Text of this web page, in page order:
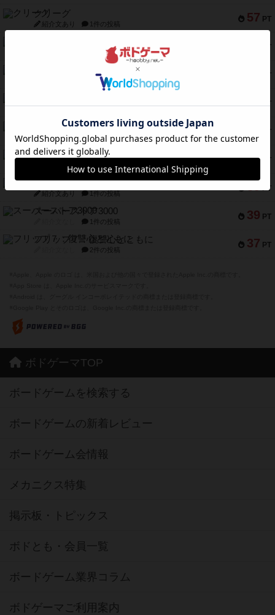
57 PT
クリーグ
紹介文あり 1件の投稿
PT
1件の投稿
PT
18件の投稿
PT
紹介文あり 4件の投稿
PT
とうほうの！
紹介文なし 1件の投稿
42 PT
スターマイン・ラミー ポケット
紹介文あり 2件の投稿
PT
海兵隊
紹介文あり 1件の投稿
39 PT
スーパーストア3000
1件の投稿
37 PT
フリップ７：復讐心とともに
2件の投稿
ボドゲーマTOP
ボードゲームを検索する
ボードゲームの新着レビュー
ボードゲーム会情報
メカニクス特集
掲示板・トピックス
ボドとも・会員一覧
ボードゲーム業界コラム
ボドゲーマご利用案内